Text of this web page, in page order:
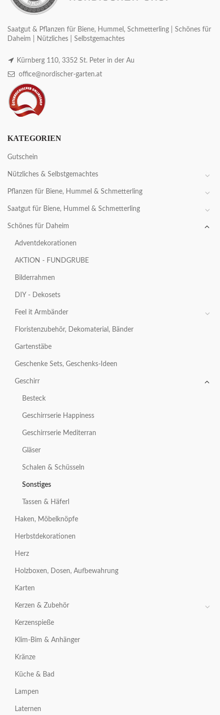
Saatgut & Pflanzen für Biene, Hummel, Schmetterling | Schönes für
Daheim | Nützliches | Selbstgemachtes
Kürnberg 110, 3352 St. Peter in der Au
office@nordischer-garten.at
KATEGORIEN
Gutschein
Nützliches & Selbstgemachtes
Pflanzen für Biene, Hummel & Schmetterling
Saatgut für Biene, Hummel & Schmetterling
Schönes für Daheim
Adventdekorationen
AKTION - FUNDGRUBE
Bilderrahmen
DIY - Dekosets
Feel it Armbänder
Floristenzubehör, Dekomaterial, Bänder
Gartenstäbe
Geschenke Sets, Geschenks-Ideen
Geschirr
Besteck
Geschirrserie Happiness
Geschirrserie Mediterran
Gläser
Schalen & Schüsseln
Sonstiges
Tassen & Häferl
Haken, Möbelknöpfe
Herbstdekorationen
Herz
Holzboxen, Dosen, Aufbewahrung
Karten
Kerzen & Zubehör
Kerzenspieße
Klim-Bim & Anhänger
Kränze
Küche & Bad
Lampen
Laternen